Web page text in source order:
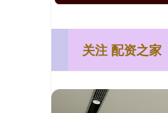
关注 配资之家